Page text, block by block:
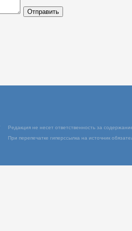
Отправить
Редакция не несет ответственность за
При перепечатке гиперссылка на источник